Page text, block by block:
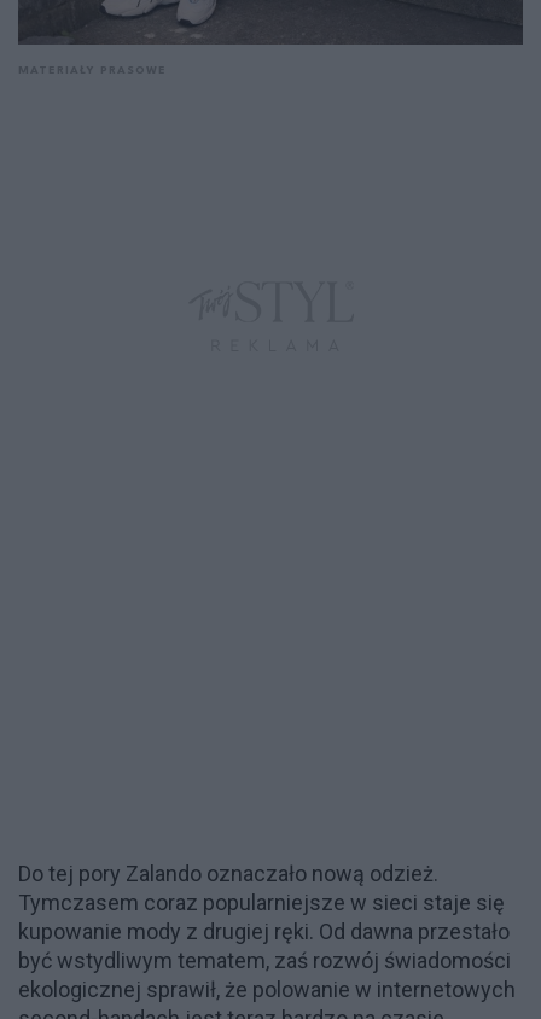
Do tej pory Zalando oznaczało nową odzież.
Tymczasem coraz popularniejsze w sieci staje się
kupowanie mody z drugiej ręki. Od dawna przestało
być wstydliwym tematem, zaś rozwój świadomości
ekologicznej sprawił, że polowanie w internetowych